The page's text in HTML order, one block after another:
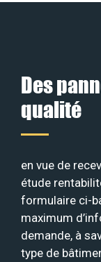
Des
qualité
en vue de
étude
formulaire ci-
maximum
demande, à
type de